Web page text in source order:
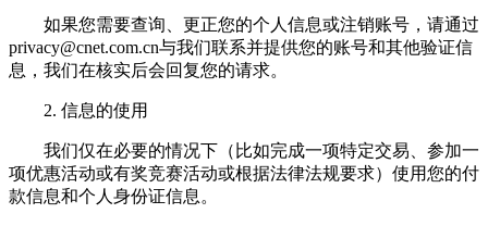
如果您需要查询、更正您的个人信息或注销账号，请通过
privacy@cnet.com.cn与我们联系并提供您的账号和其他验证信
息，我们在核实后会回复您的请求。
2. 信息的使用
我们仅在必要的情况下（比如完成一项特定交易、参加一
项优惠活动或有奖竞赛活动或根据法律法规要求）使用您的付
款信息和个人身份证信息。